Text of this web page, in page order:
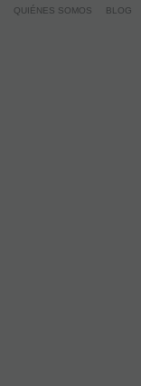
QUIÉNES SOMOS BLOG